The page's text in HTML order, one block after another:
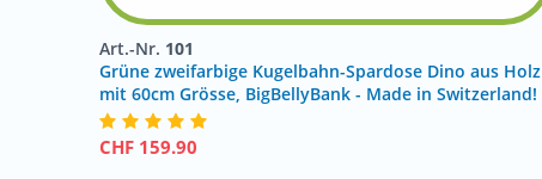
Art.-Nr. 101
Grüne zweifarbige Kugelbahn-Spardose Dino aus Holz
mit 60cm Grösse, BigBellyBank - Made in Switzerland!
CHF 159.90